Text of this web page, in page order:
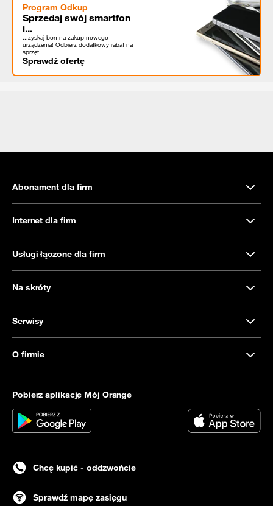
Program Odkup
Sprzedaj swój smartfon
i...
...zyskaj bon na zakup nowego
urządzenia! Odbierz dodatkowy rabat na
sprzęt.
Sprawdź ofertę
Abonament dla firm
Internet dla firm
Usługi łączone dla firm
Na skróty
Serwisy
O firmie
Pobierz aplikację Mój Orange
Chcę kupić - oddzwońcie
Sprawdź mapę zasięgu